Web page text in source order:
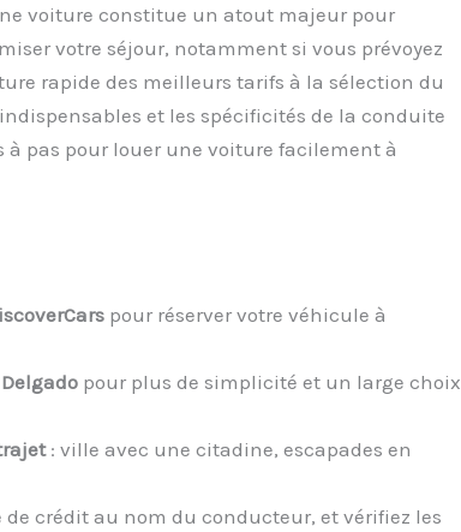
voiture constitue un atout majeur pour
votre séjour, notamment si vous prévoyez
rapide des meilleurs tarifs à la sélection du
et les spécificités de la conduite
pas pour louer une voiture facilement à
pour réserver votre véhicule à
pour plus de simplicité et un large choix
: ville avec une citadine, escapades en
crédit au nom du conducteur, et vérifiez les